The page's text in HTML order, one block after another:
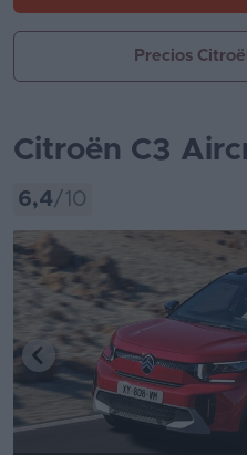
Precios
Citroën C3
6,4/10